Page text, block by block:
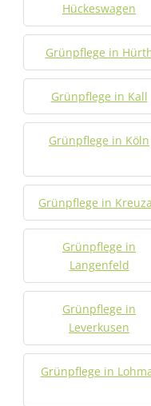
Hückeswagen
Grünpflege in
Grünpflege in Kall
Grünpflege in Köln
Grünpflege in
Grünpflege in
Langenfeld
Grünpflege in
Leverkusen
Grünpflege in